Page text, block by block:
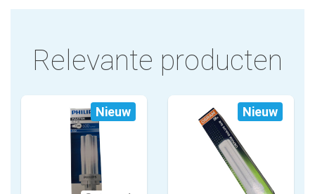
Relevante producten
Nieuw Nieuw